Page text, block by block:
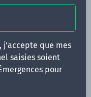
j'accepte que mes
saisies soient
pour